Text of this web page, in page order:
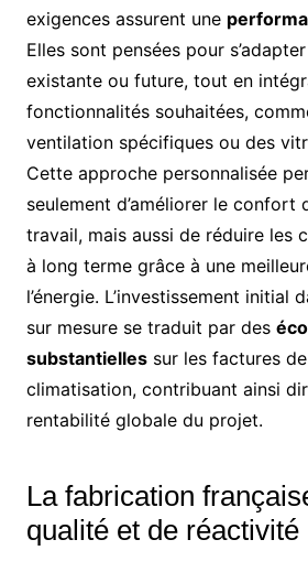
exigences assurent une
Elles sont pensées pour
existante ou future, tout en
fonctionnalités souhaitées,
ventilation spécifiques ou des
Cette approche personnalisée
seulement d’améliorer le confort
travail, mais aussi de réduire les
à long terme grâce à une
l’énergie. L’investissement initial
sur mesure se traduit par des
substantiellessur les factures
climatisation, contribuant ainsi
rentabilité globale du projet.
La fabrication
qualité et de réactivité